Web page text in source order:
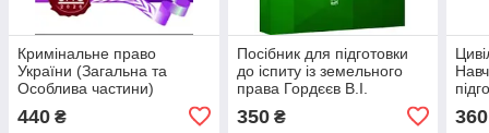
Кримінальне право
України (Загальна та
Особлива частини)
посібник для підготовки до
ЗНО 2026
440 ₴
Посібник для підготовки
до іспиту із земельного
права Гордєєв В.І.
350₴ 360